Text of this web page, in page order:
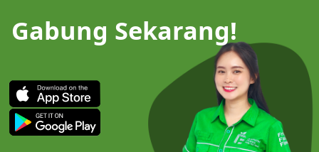
Gabung Sekarang!